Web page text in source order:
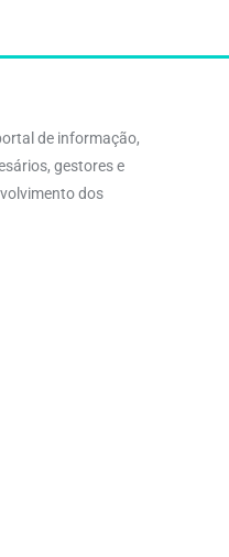
de informação,
gestores e
dos